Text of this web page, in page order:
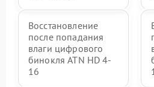
Восстановление
после попадания
влаги цифрового
бинокля ATN HD 4-
16